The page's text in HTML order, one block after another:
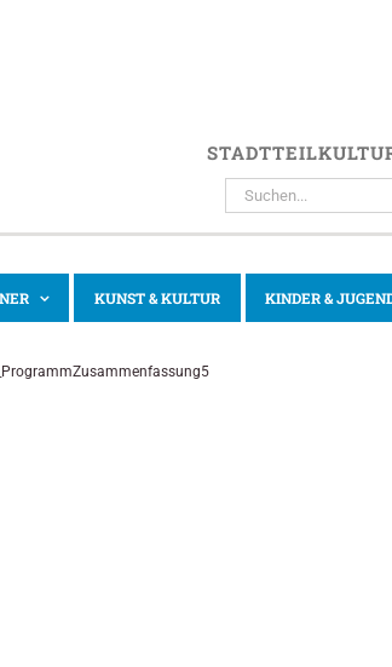
SUCHE
NACH:
KUNST & KULTUR KINDER &